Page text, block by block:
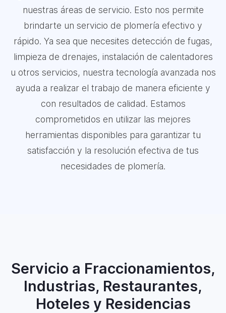
nuestras áreas de servicio. Esto nos permite
brindarte un servicio de plomería efectivo y
rápido. Ya sea que necesites detección de fugas,
limpieza de drenajes, instalación de calentadores
u otros servicios, nuestra tecnología avanzada nos
ayuda a realizar el trabajo de manera eficiente y
con resultados de calidad. Estamos
comprometidos en utilizar las mejores
herramientas disponibles para garantizar tu
satisfacción y la resolución efectiva de tus
necesidades de plomería.
Servicio a Fraccionamientos,
Industrias, Restaurantes,
Hoteles y Residencias